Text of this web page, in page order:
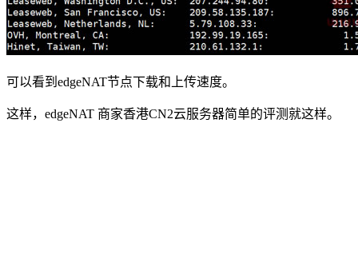
可以看到edgeNAT节点下载和上传速度。
这样，edgeNAT 商家香港CN2云服务器简单的评测就这样。